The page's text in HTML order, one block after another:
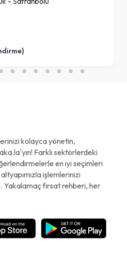
kolayca yönetin,
Farklı sektörlerdeki
en iyi seçimleri
işlemlerinizi
Yakalamaç fırsat rehberi, her